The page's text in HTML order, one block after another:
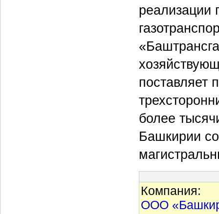
реализации
поставляет
более
Башкирии
Компания:
ООО